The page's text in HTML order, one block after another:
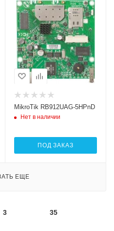
Проводные,
оптические
интерфейсы
1xGigabit Ethernet
Wi-Fi интерфейсы
5 ГГц 802.11a/n
MIMO2x2
MikroTik RB912UAG-5HPnD
Нет в наличии
ПОД ЗАКАЗ
ЕЩЕ
3 35